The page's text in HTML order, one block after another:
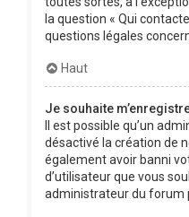
la question « Qui
questions légales
Haut
Je souhaite
Il est possible qu’un
désactivé la création de
également avoir banni
d’utilisateur que vous
administrateur du forum